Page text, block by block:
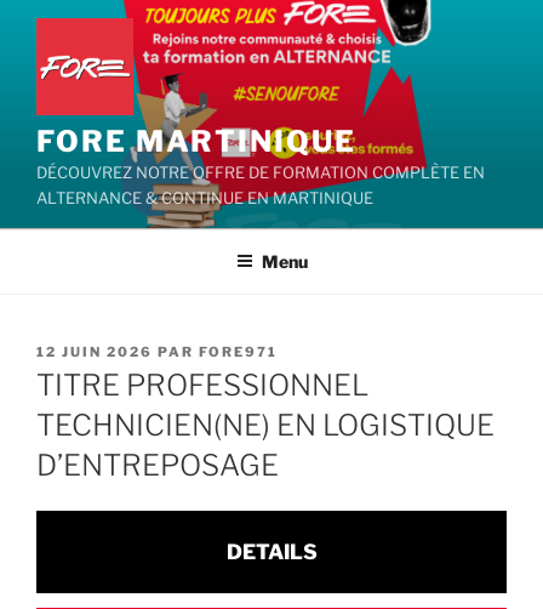
Aller
contenu
FORE MARTINIQUE
DÉCOUVREZ NOTRE OFFRE DE FORMATION COMPLÈTE EN
ALTERNANCE & CONTINUE EN MARTINIQUE
Menu
PUBLIÉ
LE
12 JUIN 2026 PAR FORE971
TITRE PROFESSIONNEL
TECHNICIEN(NE) EN LOGISTIQUE
D’ENTREPOSAGE
DETAILS